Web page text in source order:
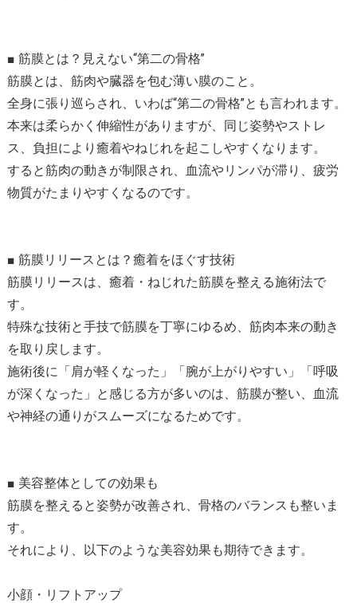
■ 筋膜とは？見えない“第二の骨格”
筋膜とは、筋肉や臓器を包む薄い膜のこと。
全身に張り巡らされ、いわば“第二の骨格”とも言われます。
本来は柔らかく伸縮性がありますが、同じ姿勢やストレ
ス、負担により癒着やねじれを起こしやすくなります。
すると筋肉の動きが制限され、血流やリンパが滞り、疲労
物質がたまりやすくなるのです。
■ 筋膜リリースとは？癒着をほぐす技術
筋膜リリースは、癒着・ねじれた筋膜を整える施術法で
す。
特殊な技術と手技で筋膜を丁寧にゆるめ、筋肉本来の動き
を取り戻します。
施術後に「肩が軽くなった」「腕が上がりやすい」「呼吸
が深くなった」と感じる方が多いのは、筋膜が整い、血流
や神経の通りがスムーズになるためです。
■ 美容整体としての効果も
筋膜を整えると姿勢が改善され、骨格のバランスも整いま
す。
それにより、以下のような美容効果も期待できます。
小顔・リフトアップ